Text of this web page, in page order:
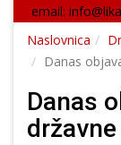
email:
Naslovnica
Danas
Danas